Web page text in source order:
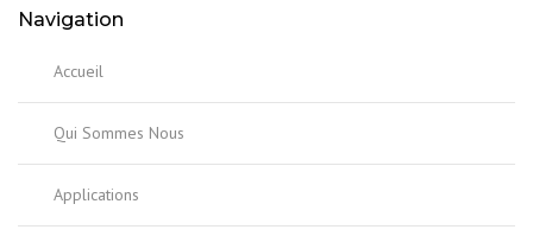
Navigation
Accueil
Qui Sommes Nous
Applications